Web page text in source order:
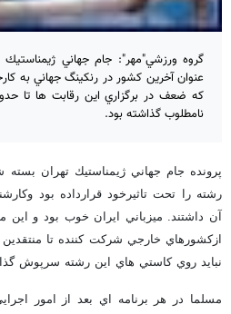
گروه ورزشي"مهر": جام جهاني ژيمناستيك
عنوان آخرين كشور در رنكينگ جهاني به
كه ضعف در برگزاري اين رقابت ها تا
نامطلوب گذاشته بود.
پرونده جام جهاني ژيمناستيك تهران
رشته را تحت تاثيرخود قرارداده بود
آن داشتند. ميزباني ايران خوب بود و اين
ازكشورهاي خارجي شركت كننده تا
نبايد روي كاستي هاي اين رشته سرپوش
مسلما در هر برنامه اي بعد از امور